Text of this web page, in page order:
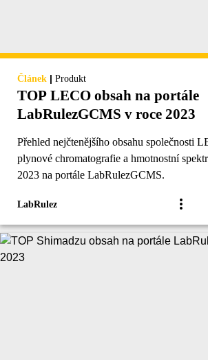
Článek | Produkt
TOP LECO obsah na portále
LabRulezGCMS v roce 2023
Přehled nejčtenějšího obsahu společnosti
plynové chromatografie a hmotnostní
2023 na portále LabRulezGCMS.
LabRulez